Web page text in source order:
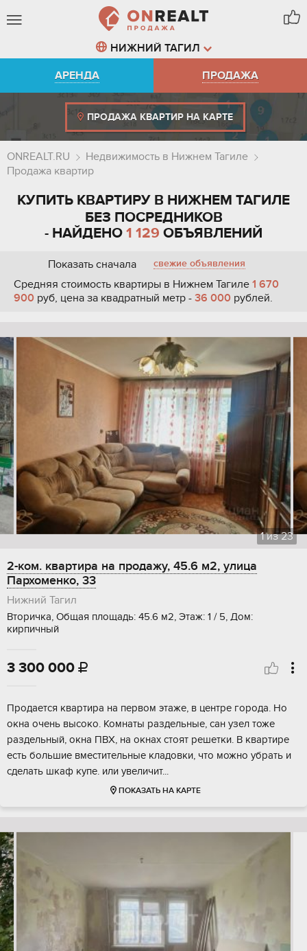
НИЖНИЙ ТАГИЛ
АРЕНДА
ПРОДАЖА
ПРОДАЖА КВАРТИР НА КАРТЕ
ONREALT.RU
Недвижимость в Нижнем Тагиле
Продажа квартир
КУПИТЬ КВАРТИРУ В НИЖНЕМ ТАГИЛЕ
БЕЗ ПОСРЕДНИКОВ
- НАЙДЕНО 1 129 ОБЪЯВЛЕНИЙ
Показать сначала свежие объявления
Средняя стоимость квартиры в Нижнем Тагиле 1 670
900 руб, цена за квадратный метр - 36 000 рублей.
1из23
2-ком. квартира на продажу, 45.6 м2, улица
Пархоменко, 33
Нижний Тагил
Вторичка, Общая площадь: 45.6 м2, Этаж: 1 / 5, Дом:
кирпичный
3 300 000 
Продается квартира на первом этаже, в центре города. Но
окна очень высоко. Комнаты раздельные, сан узел тоже
раздельный, окна ПВХ, на окнах стоят решетки. В квартире
есть большие вместительные кладовки, что можно убрать и
сделать шкаф купе. или увеличит...
ПОКАЗАТЬ НА КАРТЕ